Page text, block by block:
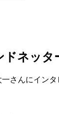
ドネッ
さんにインタ